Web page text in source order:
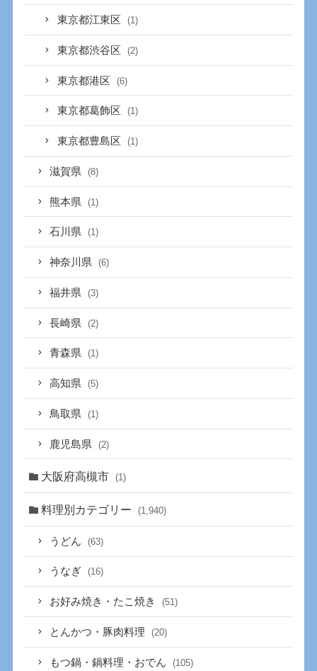
東京都江東区 (1)
東京都渋谷区 (2)
東京都港区 (6)
東京都葛飾区 (1)
東京都豊島区 (1)
滋賀県 (8)
熊本県 (1)
石川県 (1)
神奈川県 (6)
福井県 (3)
長崎県 (2)
青森県 (1)
高知県 (5)
鳥取県 (1)
鹿児島県 (2)
大阪府高槻市 (1)
料理別カテゴリー (1,940)
うどん (63)
うなぎ (16)
お好み焼き・たこ焼き (51)
とんかつ・豚肉料理 (20)
もつ鍋・鍋料理・おでん (105)